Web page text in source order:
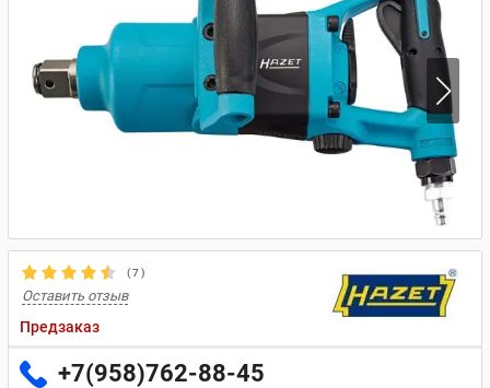
(7)
Оставить отзыв
Предзаказ
+7(958)762-88-45